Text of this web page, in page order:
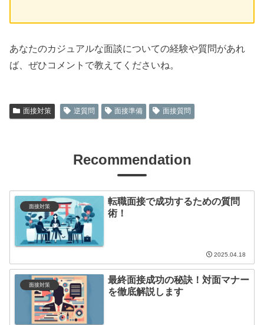
あなたのカジュアルな面談についての経験や質問があれ
ば、ぜひコメントで教えてくださいね。
面接対策 逆質問 面接準備 面接質問
Recommendation
面接対策
転職面接で成功するための質問
術！
2025.04.18
面接対策
最終面接成功の秘訣！対面マナー
を徹底解説します